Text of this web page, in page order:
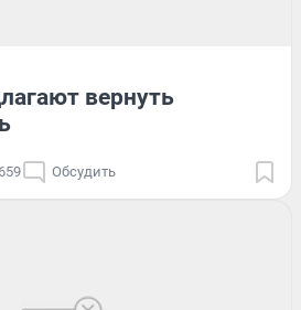
вернуть
659 Обсудить